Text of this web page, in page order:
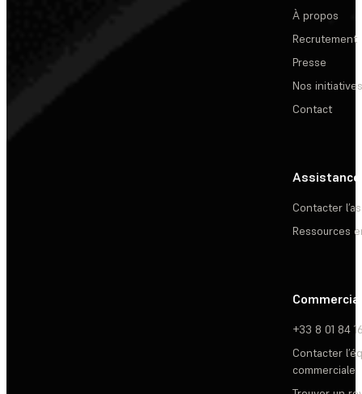
À propos
Recrutement
Presse
Nos initiatives
Contact
Assistance
Contacter
Ressources
Commercial
+33 8 01 84
Contacter
commerciale